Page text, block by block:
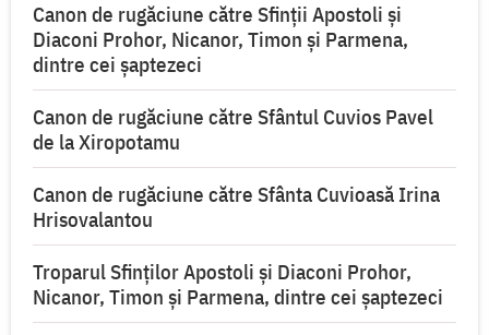
Canon de rugăciune către Sfinţii Apostoli şi
Diaconi Prohor, Nicanor, Timon şi Parmena,
dintre cei şaptezeci
Canon de rugăciune către Sfântul Cuvios Pavel
de la Xiropotamu
Canon de rugăciune către Sfânta Cuvioasă Irina
Hrisovalantou
Troparul Sfinților Apostoli și Diaconi Prohor,
Nicanor, Timon și Parmena, dintre cei şaptezeci